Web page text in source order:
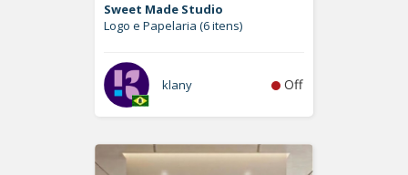
Sweet Made Studio
Logo e Papelaria (6 itens)
klany Off